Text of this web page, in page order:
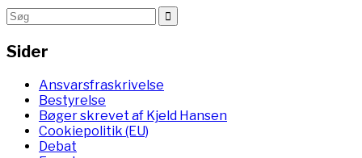
Sider
Ansvarsfraskrivelse
Bestyrelse
Bøger skrevet af Kjeld Hansen
Cookiepolitik (EU)
Debat